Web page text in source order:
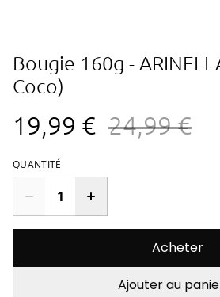
Bougie 160g -
Coco)
19,99 € 24,99 €
QUANTITÉ
Acheter
Ajouter au